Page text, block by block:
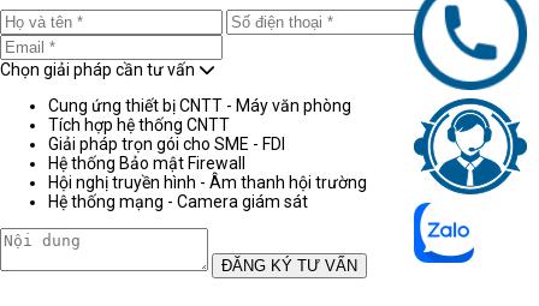
Chọn giải pháp cần tư vấn
Cung ứng thiết bị CNTT - Máy văn phòng
Tích hợp hệ thống CNTT
Giải pháp trọn gói cho SME - FDI
Hệ thống Bảo mật Firewall
Hội nghị truyền hình - Âm thanh hội trường
Hệ thống mạng - Camera giám sát
ĐĂNG KÝ TƯ VẤN